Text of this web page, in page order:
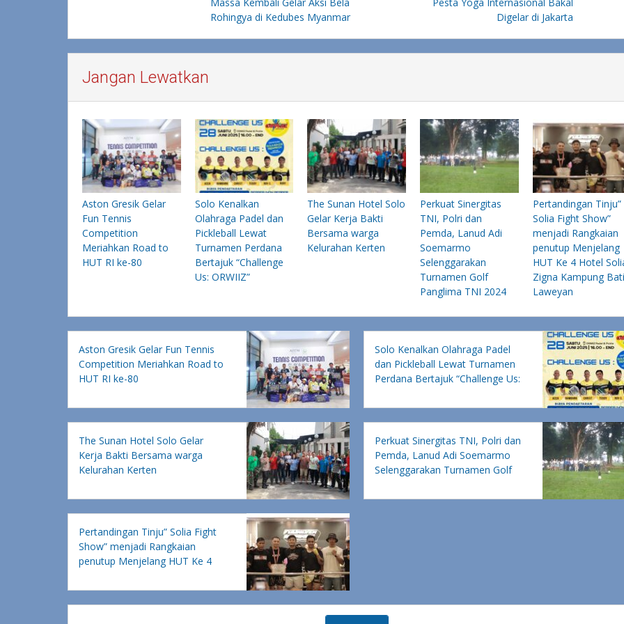
pos
Rohingya di Kedubes Myanmar
Digelar di Jakarta
Jangan Lewatkan
Aston Gresik Gelar
Fun Tennis
Competition
Meriahkan Road to
HUT RI ke-80
Solo Kenalkan
Olahraga Padel dan
Pickleball Lewat
Turnamen Perdana
Bertajuk “Challenge
Us: ORWIIZ”
The Sunan Hotel Solo
Gelar Kerja Bakti
Bersama warga
Kelurahan Kerten
Perkuat Sinergitas
TNI, Polri dan
Pemda, Lanud Adi
Soemarmo
Selenggarakan
Turnamen Golf
Panglima TNI 2024
Pertandingan Tinju”
Solia Fight Show”
menjadi Rangkaian
penutup Menjelang
HUT Ke 4 Hotel
Zigna Kampung
Laweyan
Aston Gresik Gelar Fun Tennis
Competition Meriahkan Road to
HUT RI ke-80
Solo Kenalkan Olahraga Padel
dan Pickleball Lewat Turnamen
Perdana Bertajuk “Challenge Us:
The Sunan Hotel Solo Gelar
Kerja Bakti Bersama warga
Kelurahan Kerten
Perkuat Sinergitas TNI, Polri dan
Pemda, Lanud Adi Soemarmo
Selenggarakan Turnamen Golf
Pertandingan Tinju” Solia Fight
Show” menjadi Rangkaian
penutup Menjelang HUT Ke 4
Laweyan